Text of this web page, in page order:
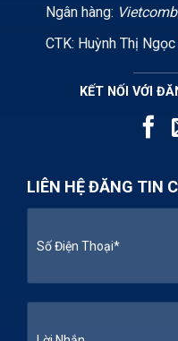
Ngân hàng:
CTK: Huỳnh Thị Ngọc
KẾT NỐI VỚI
LIÊN HỆ ĐĂNG TIN